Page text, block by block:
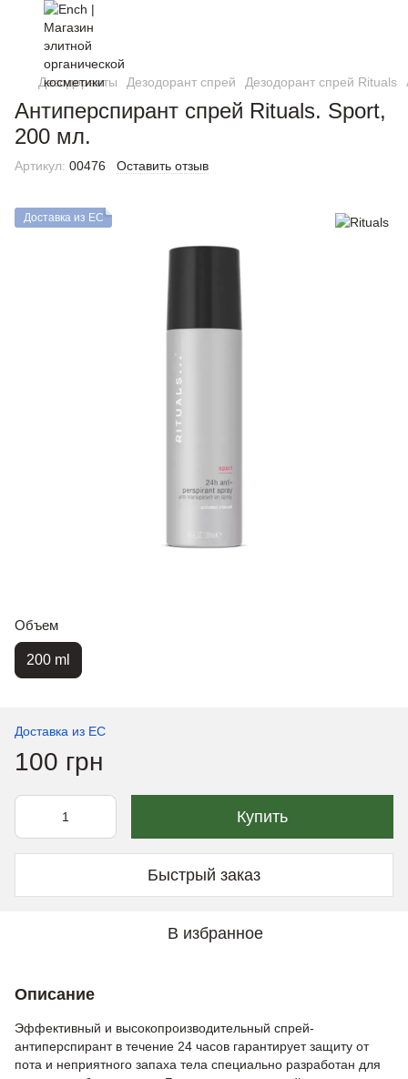
Дезодоранты Дезодорант спрей Дезодорант спрей Rituals
Антиперспирант спрей Rituals. Sport,
200 мл.
Артикул: 00476 Оставить отзыв
Доставка из ЕС
Объем
200 ml
Доставка из ЕС
100 грн
Купить
Быстрый заказ
В избранное
Описание
Эффективный и высокопроизводительный спрей-
антиперспирант в течение 24 часов гарантирует защиту от
пота и неприятного запаха тела специально разработан для